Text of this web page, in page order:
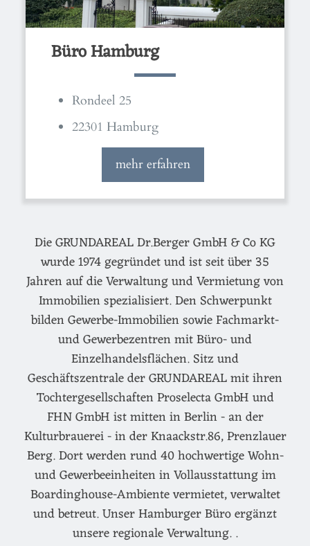
Büro Hamburg
Rondeel 25
22301 Hamburg
mehr erfahren
Die GRUNDAREAL Dr.Berger GmbH & Co KG
wurde 1974 gegründet und ist seit über 35
Jahren auf die Verwaltung und Vermietung von
Immobilien spezialisiert. Den Schwerpunkt
bilden Gewerbe-Immobilien sowie Fachmarkt-
und Gewerbezentren mit Büro- und
Einzelhandelsflächen. Sitz und
Geschäftszentrale der GRUNDAREAL mit ihren
Tochtergesellschaften Proselecta GmbH und
FHN GmbH ist mitten in Berlin - an der
Kulturbrauerei - in der Knaackstr.86, Prenzlauer
Berg. Dort werden rund 40 hochwertige Wohn-
und Gewerbeeinheiten in Vollausstattung im
Boardinghouse-Ambiente vermietet, verwaltet
und betreut. Unser Hamburger Büro ergänzt
unsere regionale Verwaltung. .